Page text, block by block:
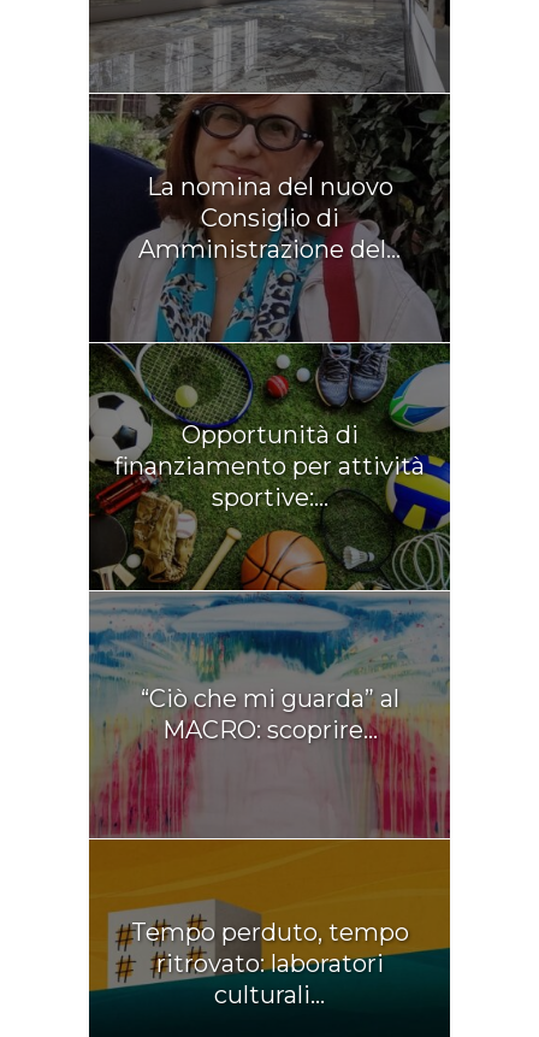
La nomina del nuovo
Consiglio di
Amministrazione del...
Opportunità di
finanziamento per attività
sportive:...
“Ciò che mi guarda” al
MACRO: scoprire...
Tempo perduto, tempo
ritrovato: laboratori
culturali...